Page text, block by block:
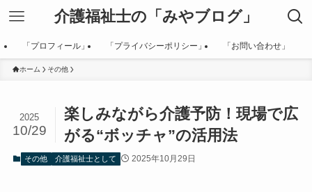
介護福祉士の「みやブログ」
「プロフィール」 「プライバシーポリシー」 「お問い合わせ」
ホーム その他
楽しみながら介護予防！現場で広
がる“ボッチャ”の活用法
2025
10/29
その他 介護福祉士として 2025年10月29日